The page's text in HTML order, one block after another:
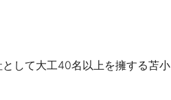
して大工40名以上を擁する苫小